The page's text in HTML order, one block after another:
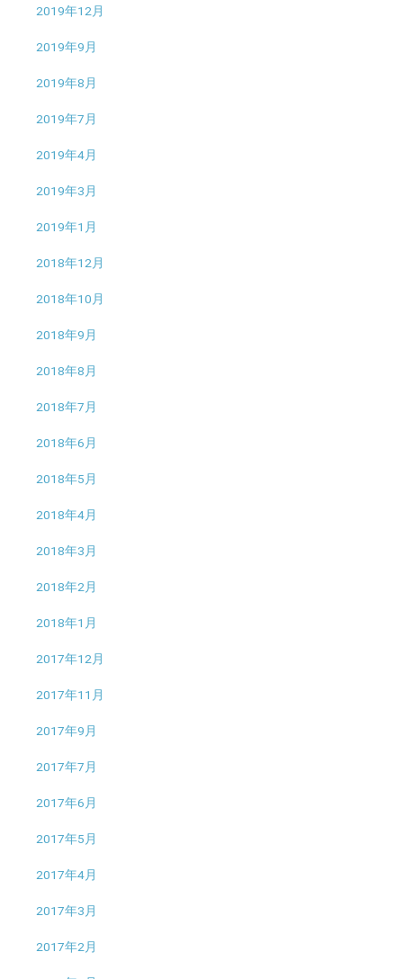
2019年12月
2019年9月
2019年8月
2019年7月
2019年4月
2019年3月
2019年1月
2018年12月
2018年10月
2018年9月
2018年8月
2018年7月
2018年6月
2018年5月
2018年4月
2018年3月
2018年2月
2018年1月
2017年12月
2017年11月
2017年9月
2017年7月
2017年6月
2017年5月
2017年4月
2017年3月
2017年2月